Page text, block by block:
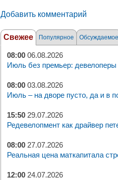
Добавить комментарий
Свежее Популярное Обсуждаемое
08:00 06.08.2026
Июль без премьер: девелоперы
08:00 03.08.2026
Июль – на дворе пусто, да и в
15:50 29.07.2026
Редевелопмент как драйвер
08:00 27.07.2026
Реальная цена маткапитала
12:00 24.07.2026